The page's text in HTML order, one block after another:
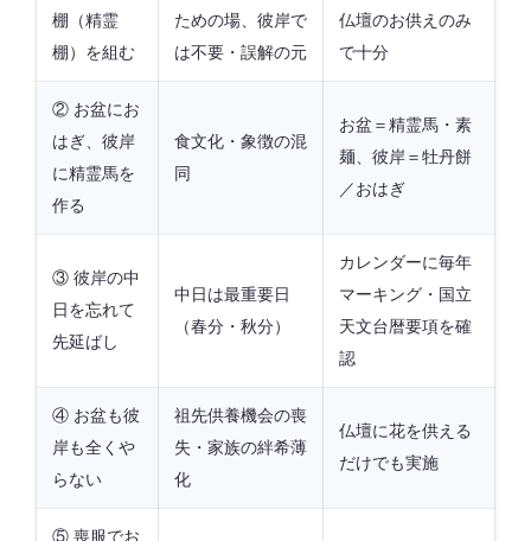
棚（精霊
棚）を組む
ための場、彼岸で
は不要・誤解の元
仏壇のお供えのみ
で十分
② お盆にお
はぎ、彼岸
に精霊馬を
作る
食文化・象徴の混
同
お盆＝精霊馬・素
麺、彼岸＝牡丹餅
／おはぎ
③ 彼岸の中
日を忘れて
先延ばし
中日は最重要日
（春分・秋分）
カレンダーに毎年
マーキング・国立
天文台暦要項を確
認
④ お盆も彼
岸も全くや
らない
祖先供養機会の喪
失・家族の絆希薄
化
仏壇に花を供える
だけでも実施
⑤ 喪服でお